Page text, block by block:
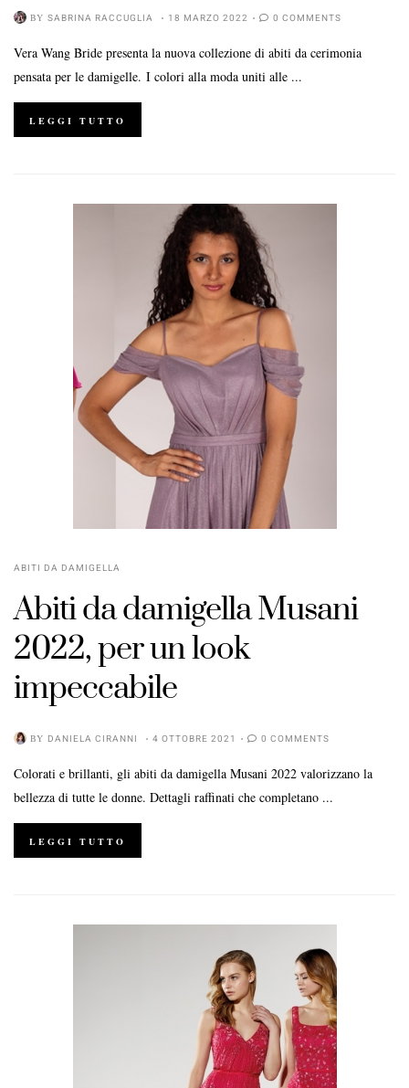
BY SABRINA RACCUGLIA 18 MARZO 2022 0 COMMENTS
Vera Wang Bride presenta la nuova collezione di abiti da cerimonia
pensata per le damigelle. I colori alla moda uniti alle ...
LEGGI TUTTO
ABITI DA DAMIGELLA
Abiti da damigella Musani
2022, per un look
impeccabile
BY DANIELA CIRANNI 4 OTTOBRE 2021 0 COMMENTS
Colorati e brillanti, gli abiti da damigella Musani 2022 valorizzano la
bellezza di tutte le donne. Dettagli raffinati che completano ...
LEGGI TUTTO